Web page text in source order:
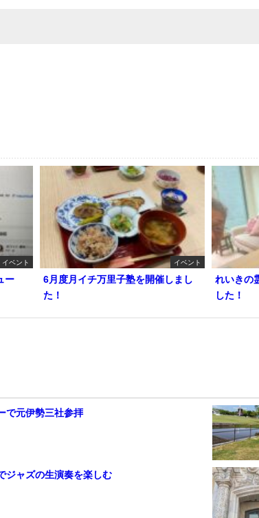
イベント
ー
イベント
6月度月イチ万里子塾を開催しまし
た！
れいきの
した！
で元伊勢三社参拝
ジャズの生演奏を楽しむ